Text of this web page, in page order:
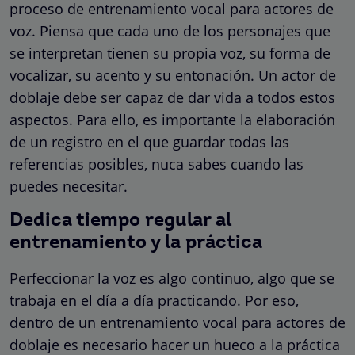
proceso de entrenamiento vocal para actores de
voz. Piensa que cada uno de los personajes que
se interpretan tienen su propia voz, su forma de
vocalizar, su acento y su entonación. Un actor de
doblaje debe ser capaz de dar vida a todos estos
aspectos. Para ello, es importante la elaboración
de un registro en el que guardar todas las
referencias posibles, nuca sabes cuando las
puedes necesitar.
Dedica tiempo regular al
entrenamiento y la práctica
Perfeccionar la voz es algo continuo, algo que se
trabaja en el día a día practicando. Por eso,
dentro de un entrenamiento vocal para actores de
doblaje es necesario hacer un hueco a la práctica